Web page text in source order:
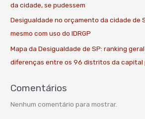
da cidade, se pudessem
Desigualdade no orçamento da cidade de
mesmo com uso do IDRGP
Mapa da Desigualdade de SP: ranking
diferenças entre os 96 distritos da capital
Comentários
Nenhum comentário para mostrar.